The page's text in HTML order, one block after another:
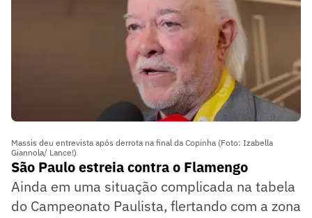
Massis deu entrevista após derrota na final da Copinha (Foto: Izabella
Giannola/ Lance!)
São Paulo estreia contra o Flamengo
Ainda em uma situação complicada na tabela
do Campeonato Paulista, flertando com a zona